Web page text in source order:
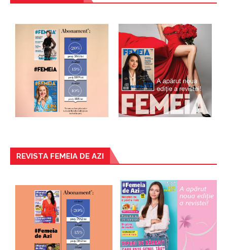
REVISTA FEMEIA DE AZI